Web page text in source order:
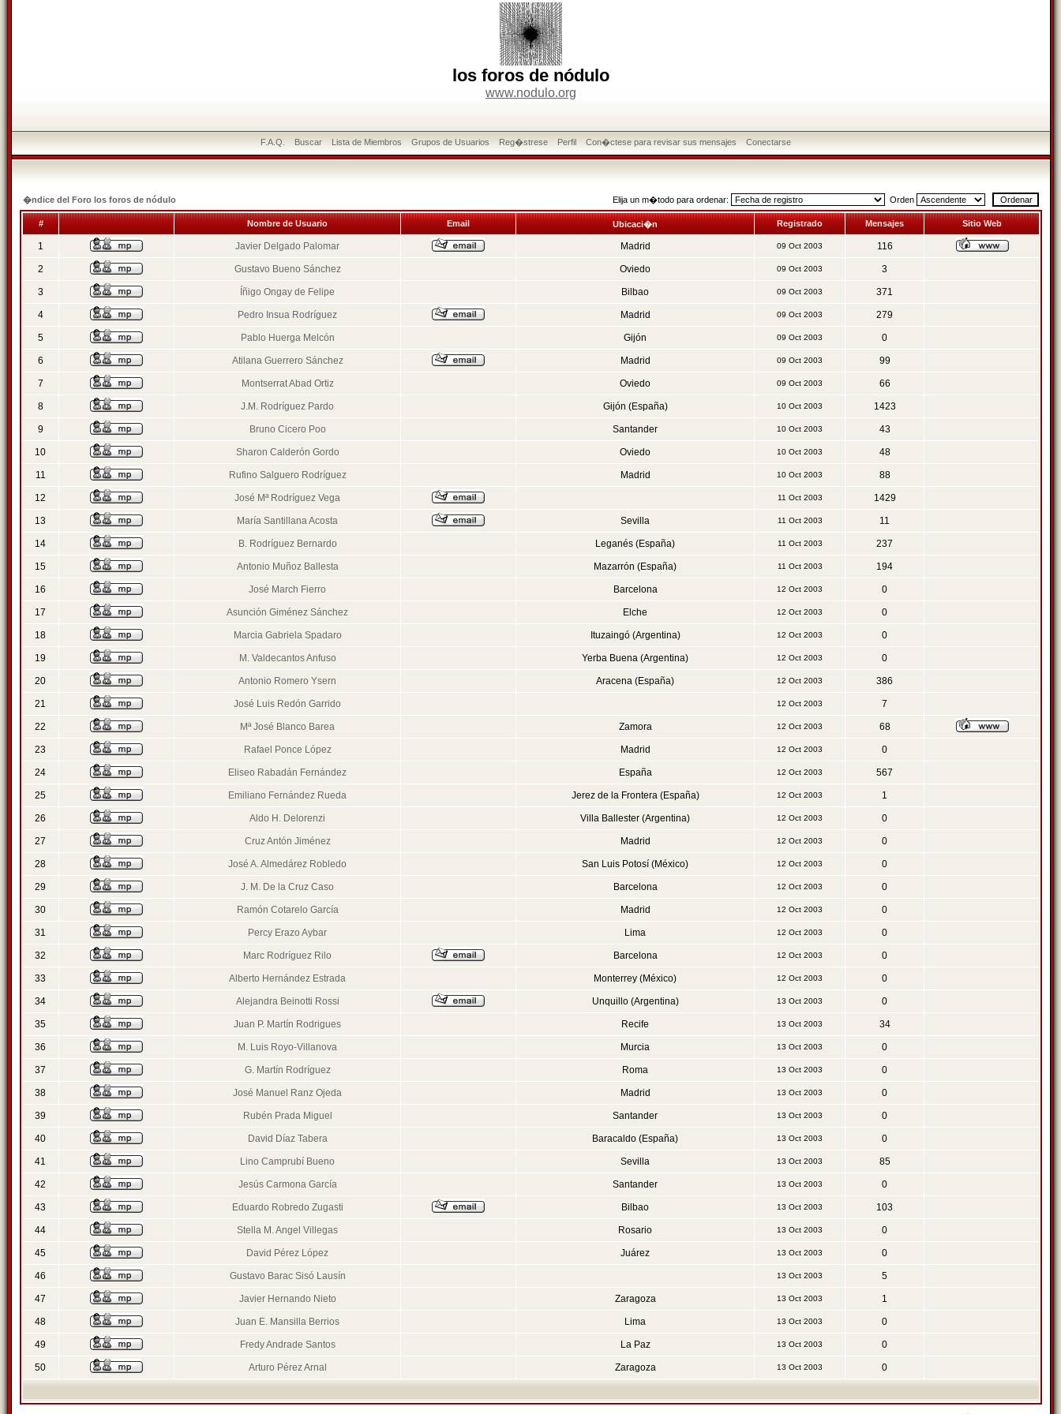
los foros de nódulo
www.nodulo.org
F.A.Q. Buscar Lista de Miembros Grupos de Usuarios Reg�strese Perfil Con�ctese para revisar sus mensajes Conectarse
�ndice del Foro los foros de nódulo Elija un m�todo para ordenar: Orden
# Nombre de Usuario Email Ubicaci�n Registrado Mensajes Sitio Web
1 Javier Delgado Palomar Madrid 09 Oct 2003 116
2 Gustavo Bueno Sánchez Oviedo 09 Oct 2003 3
3 Íñigo Ongay de Felipe Bilbao 09 Oct 2003 371
4 Pedro Insua Rodríguez Madrid 09 Oct 2003 279
5 Pablo Huerga Melcón Gijón 09 Oct 2003 0
6 Atilana Guerrero Sánchez Madrid 09 Oct 2003 99
7 Montserrat Abad Ortiz Oviedo 09 Oct 2003 66
8 J.M. Rodríguez Pardo Gijón (España) 10 Oct 2003 1423
9 Bruno Cicero Poo Santander 10 Oct 2003 43
10 Sharon Calderón Gordo Oviedo 10 Oct 2003 48
11 Rufino Salguero Rodríguez Madrid 10 Oct 2003 88
12 José Mª Rodríguez Vega 11 Oct 2003 1429
13 María Santillana Acosta Sevilla 11 Oct 2003 11
14 B. Rodríguez Bernardo Leganés (España) 11 Oct 2003 237
15 Antonio Muñoz Ballesta Mazarrón (España) 11 Oct 2003 194
16 José March Fierro Barcelona 12 Oct 2003 0
17 Asunción Giménez Sánchez Elche 12 Oct 2003 0
18 Marcia Gabriela Spadaro Ituzaingó (Argentina) 12 Oct 2003 0
19 M. Valdecantos Anfuso Yerba Buena (Argentina) 12 Oct 2003 0
20 Antonio Romero Ysern Aracena (España) 12 Oct 2003 386
21 José Luis Redón Garrido 12 Oct 2003 7
22 Mª José Blanco Barea Zamora 12 Oct 2003 68
23 Rafael Ponce López Madrid 12 Oct 2003 0
24 Eliseo Rabadán Fernández España 12 Oct 2003 567
25 Emiliano Fernández Rueda Jerez de la Frontera (España) 12 Oct 2003 1
26 Aldo H. Delorenzi Villa Ballester (Argentina) 12 Oct 2003 0
27 Cruz Antón Jiménez Madrid 12 Oct 2003 0
28 José A. Almedárez Robledo San Luis Potosí (México) 12 Oct 2003 0
29 J. M. De la Cruz Caso Barcelona 12 Oct 2003 0
30 Ramón Cotarelo García Madrid 12 Oct 2003 0
31 Percy Erazo Aybar Lima 12 Oct 2003 0
32 Marc Rodríguez Rilo Barcelona 12 Oct 2003 0
33 Alberto Hernández Estrada Monterrey (México) 12 Oct 2003 0
34 Alejandra Beinotti Rossi Unquillo (Argentina) 13 Oct 2003 0
35 Juan P. Martín Rodrigues Recife 13 Oct 2003 34
36 M. Luis Royo-Villanova Murcia 13 Oct 2003 0
37 G. Martín Rodríguez Roma 13 Oct 2003 0
38 José Manuel Ranz Ojeda Madrid 13 Oct 2003 0
39 Rubén Prada Miguel Santander 13 Oct 2003 0
40 David Díaz Tabera Baracaldo (España) 13 Oct 2003 0
41 Lino Camprubí Bueno Sevilla 13 Oct 2003 85
42 Jesús Carmona García Santander 13 Oct 2003 0
43 Eduardo Robredo Zugasti Bilbao 13 Oct 2003 103
44 Stella M. Angel Villegas Rosario 13 Oct 2003 0
45 David Pérez López Juárez 13 Oct 2003 0
46 Gustavo Barac Sisó Lausín 13 Oct 2003 5
47 Javier Hernando Nieto Zaragoza 13 Oct 2003 1
48 Juan E. Mansilla Berrios Lima 13 Oct 2003 0
49 Fredy Andrade Santos La Paz 13 Oct 2003 0
50 Arturo Pérez Arnal Zaragoza 13 Oct 2003 0